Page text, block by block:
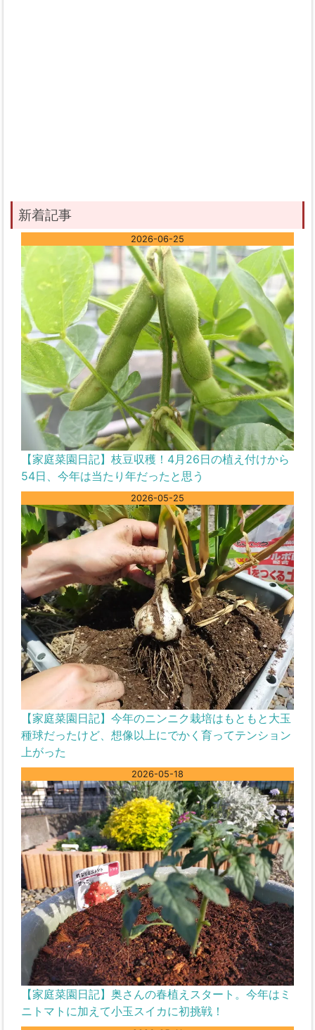
新着記事
2026-06-25
【家庭菜園日記】枝豆収穫！4月26日の植え付けから
54日、今年は当たり年だったと思う
2026-05-25
【家庭菜園日記】今年のニンニク栽培はもともと大玉
種球だったけど、想像以上にでかく育ってテンション
上がった
2026-05-18
【家庭菜園日記】奥さんの春植えスタート。今年はミ
ニトマトに加えて小玉スイカに初挑戦！